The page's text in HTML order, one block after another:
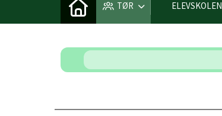
TØR ELEVSKOLEN